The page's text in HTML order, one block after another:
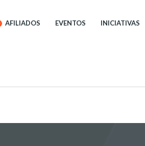
AFILIADOS EVENTOS INICIATIVAS